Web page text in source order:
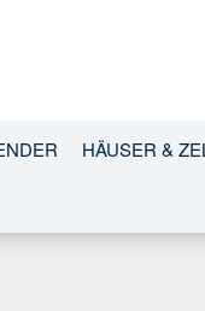
HÄUSER &